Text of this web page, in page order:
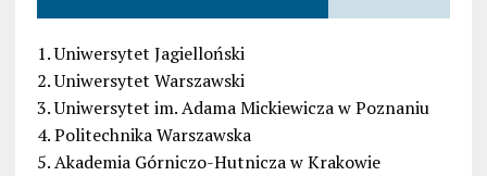
1. Uniwersytet Jagielloński
2. Uniwersytet Warszawski
3. Uniwersytet im. Adama Mickiewicza w Poznaniu
4. Politechnika Warszawska
5. Akademia Górniczo-Hutnicza w Krakowie